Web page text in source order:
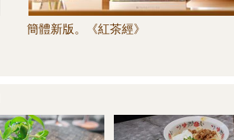
簡體新版。《紅茶經》